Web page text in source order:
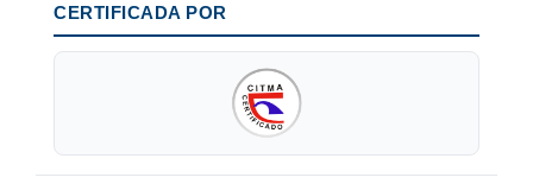
CERTIFICADA POR